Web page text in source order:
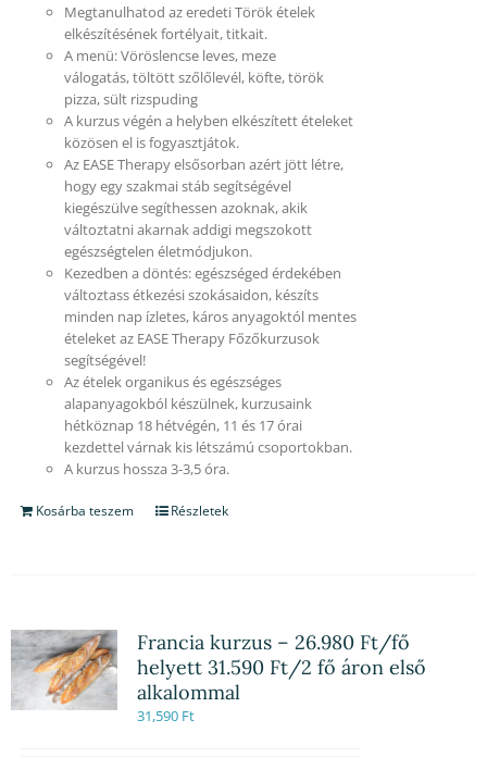
Megtanulhatod az eredeti Török ételek
elkészítésének fortélyait, titkait.
A menü: Vöröslencse leves, meze
válogatás, töltött szőlőlevél, köfte, török
pizza, sült rizspuding
A kurzus végén a helyben elkészített ételeket
közösen el is fogyasztjátok.
Az EASE Therapy elsősorban azért jött létre,
hogy egy szakmai stáb segítségével
kiegészülve segíthessen azoknak, akik
változtatni akarnak addigi megszokott
egészségtelen életmódjukon.
Kezedben a döntés: egészséged érdekében
változtass étkezési szokásaidon, készíts
minden nap ízletes, káros anyagoktól mentes
ételeket az EASE Therapy Főzőkurzusok
segítségével!
Az ételek organikus és egészséges
alapanyagokból készülnek, kurzusaink
hétköznap 18 hétvégén, 11 és 17 órai
kezdettel várnak kis létszámú csoportokban.
A kurzus hossza 3-3,5 óra.
Kosárba teszem Részletek
Francia kurzus – 26.980 Ft/fő
helyett 31.590 Ft/2 fő áron első
alkalommal
31,590 Ft